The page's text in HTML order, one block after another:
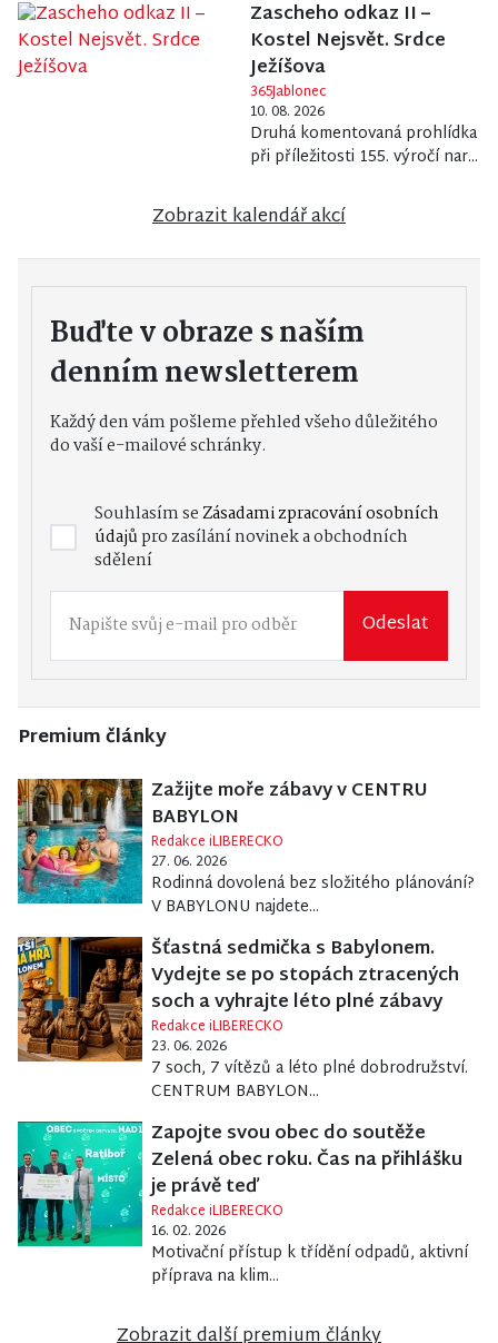
Zascheho odkaz II –
Kostel Nejsvět. Srdce
Ježíšova
365Jablonec
10. 08. 2026
Druhá komentovaná prohlídka
při příležitosti 155. výročí nar...
Zobrazit kalendář akcí
Buďte v obraze s naším
denním newsletterem
Každý den vám pošleme přehled všeho důležitého
do vaší e-mailové schránky.
Souhlasím seZásadami zpracování osobních
údajůpro zasílání novinek a obchodních
sdělení
Odeslat
Premium články
Zažijte moře zábavy v CENTRU
BABYLON
Redakce iLIBERECKO
27. 06. 2026
Rodinná dovolená bez složitého plánování?
V BABYLONU najdete...
Šťastná sedmička s Babylonem.
Vydejte se po stopách ztracených
soch a vyhrajte léto plné zábavy
Redakce iLIBERECKO
23. 06. 2026
7 soch, 7 vítězů a léto plné dobrodružství.
CENTRUM BABYLON...
Zapojte svou obec do soutěže
Zelená obec roku. Čas na přihlášku
je právě teď
Redakce iLIBERECKO
16. 02. 2026
Motivační přístup k třídění odpadů, aktivní
příprava na klim...